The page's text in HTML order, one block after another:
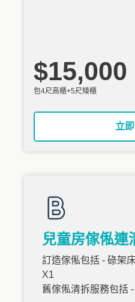
$15,000
包4尺高櫃+5尺矮櫃
立
兒童房傢俬連
訂造傢俬包括 - 碌架
X1
舊傢俬清拆服務包括